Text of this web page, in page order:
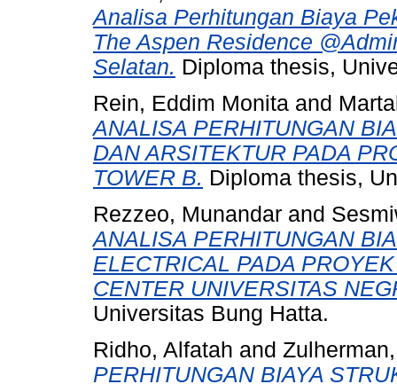
Analisa Perhitungan Biaya
The Aspen Residence
Selatan. Diploma thesis,
Rein, Eddim Monita and
ANALISA PERHITUNGAN
DAN ARSITEKTUR PADA
TOWER B. Diploma thesis,
Rezzeo, Munandar and
ANALISA PERHITUNGAN
ELECTRICAL PADA
CENTER UNIVERSITAS
Universitas Bung Hatta.
Ridho, Alfatah and
PERHITUNGAN BIAYA